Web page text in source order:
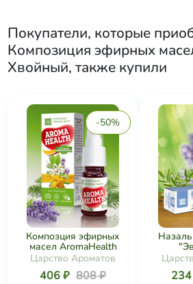
Покупатели, которые
Композиция эфирных
Хвойный, также купили
-50%
Композция эфирных
масел AromaHealth
Царство Ароматов
406 ₽ 808 ₽